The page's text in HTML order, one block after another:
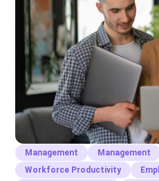
Management Management
Workforce Productivity